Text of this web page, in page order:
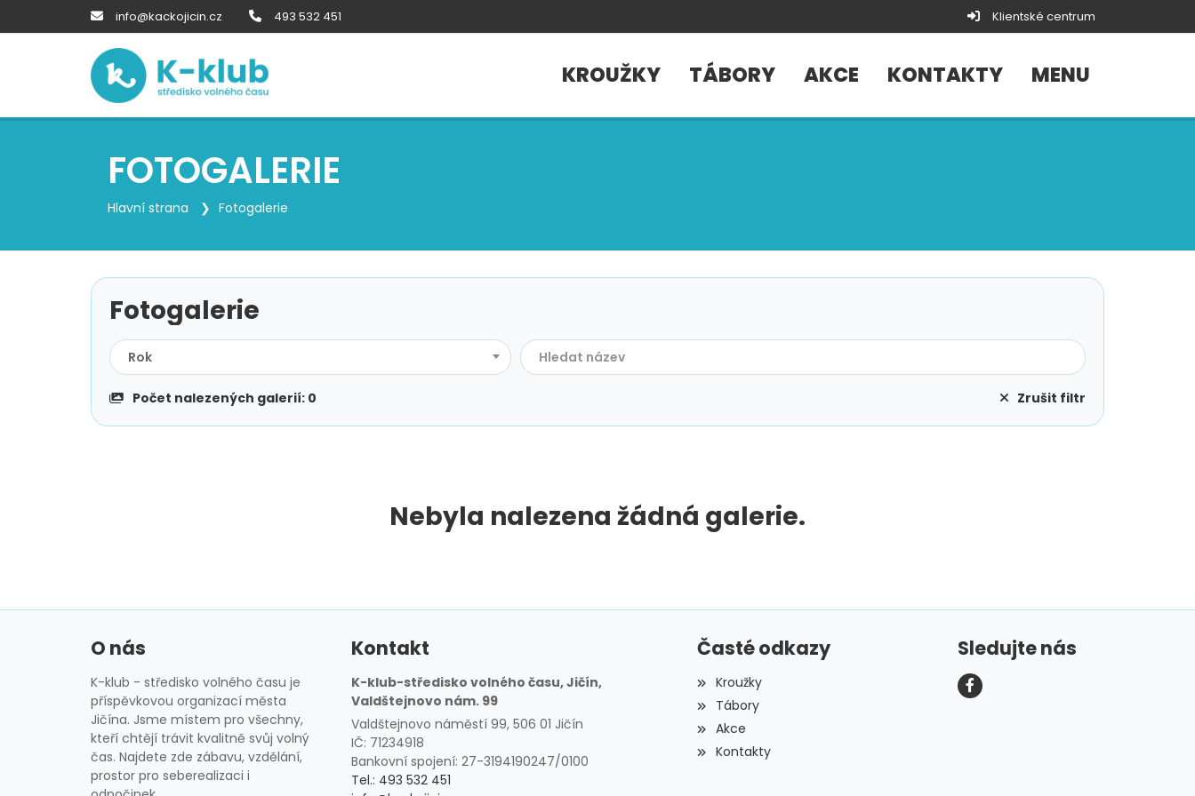
info@kackojicin.cz 493 532 451 Klientské centrum
KROUŽKY TÁBORY AKCE KONTAKTY MENU
FOTOGALERIE
Hlavní strana Fotogalerie
Fotogalerie
Rok
Počet nalezených galerií: 0 Zrušit filtr
Nebyla nalezena žádná galerie.
O nás
K-klub - středisko volného času je
příspěvkovou organizací města
Jičína. Jsme místem pro všechny,
kteří chtějí trávit kvalitně svůj volný
čas. Najdete zde zábavu, vzdělání,
prostor pro seberealizaci i
Kontakt
K-klub-středisko volného času, Jičín,
Valdštejnovo nám. 99
Valdštejnovo náměstí 99, 506 01 Jičín
IČ: 71234918
Bankovní spojení: 27-3194190247/0100
Tel.: 493 532 451
Časté odkazy
Kroužky
Tábory
Akce
Kontakty
Sledujte nás